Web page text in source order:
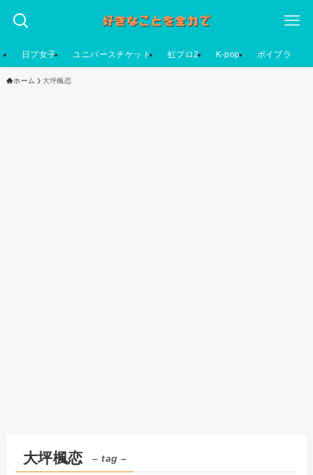
日プ女子 ユニバースチケット 虹プロ2 K-pop ボイプラ
ホーム 大坪楓恋
大坪楓恋 – tag –